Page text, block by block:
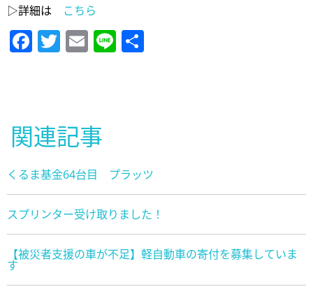
▷詳細は こちら
Facebook
Twitter
Email
Line
関連記事
くるま基金64台目 プラッツ
スプリンター受け取りました！
【被災者支援の車が不足】軽自動車の寄付を募集していま
す